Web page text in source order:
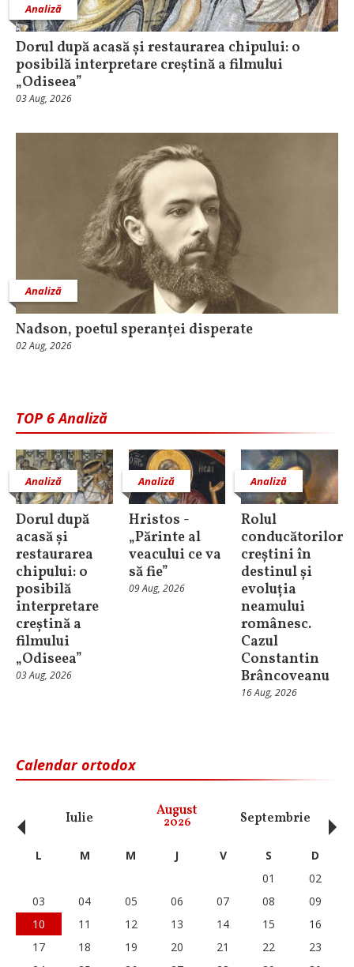
Analiză
Dorul după acasă și restaurarea chipului: o
posibilă interpretare creștină a filmului
„Odiseea”
03 Aug, 2026
Analiză
Nadson, poetul speranței disperate
02 Aug, 2026
TOP 6 Analiză
Analiză
Dorul după
acasă și
restaurarea
chipului: o
posibilă
interpretare
creștină a
filmului
„Odiseea”
03 Aug, 2026
Analiză
Hristos -
„Părinte al
veacului ce va
să fie”
09 Aug, 2026
Analiză
Rolul
conducătorilor
creștini în
destinul și
evoluția
neamului
românesc.
Cazul
Constantin
Brâncoveanu
16 Aug, 2026
Calendar ortodox
Iulie August
2026 Septembrie
‹ L M M J V S
D
01
02
03
04 05 06 07 08
09
10
11 12 13 14 15
16
17
18 19 20 21 22
23